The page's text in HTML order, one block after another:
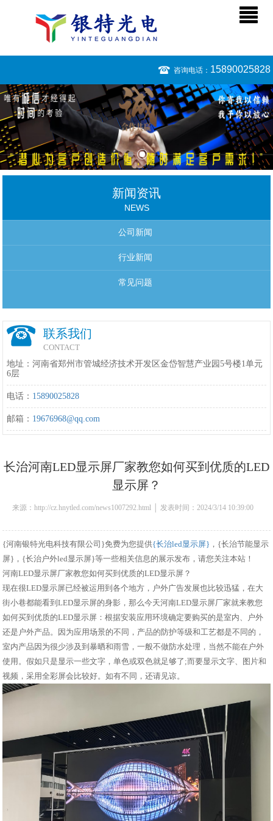
咨询电话： 15890025828
新闻资讯
NEWS
公司新闻
行业新闻
常见问题
联系我们
CONTACT
地址：河南省郑州市管城经济技术开发区金岱智慧产业园5号楼1单元
6层
电话： 15890025828
邮箱： 19676968@qq.com
长治河南LED显示屏厂家教您如何买到优质的LED
显示屏？
来源：http://cz.hnytled.com/news1007292.html │ 发表时间：2024/3/14 10:39:00
{河南银特光电科技有限公司}免费为您提供{长治led显示屏} ，{长治节能显示
屏}，{长治户外led显示屏}等一些相关信息的展示发布，请您关注本站！
河南LED显示屏厂家教您如何买到优质的LED显示屏？
现在很LED显示屏已经被运用到各个地方，户外广告发展也比较迅猛，在大
街小巷都能看到LED显示屏的身影，那么今天河南LED显示屏厂家就来教您
如何买到优质的LED显示屏：根据安装应用环境确定要购买的是室内、户外
还是户外产品。因为应用场景的不同，产品的防护等级和工艺都是不同的，
室内产品因为很少涉及到暴晒和雨雪，一般不做防水处理，当然不能在户外
使用。假如只是显示一些文字，单色或双色就足够了;而要显示文字、图片和
视频，采用全彩屏会比较好。如有不同，还请见谅。